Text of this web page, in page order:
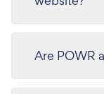
Are POWR